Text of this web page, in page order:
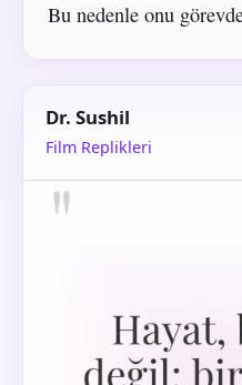
Bu nedenle onu
Dr. Sushil
Film Replikleri